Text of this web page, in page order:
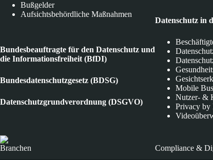
Bußgelder
Aufsichtsbehördliche Maßnahmen
Bundesbeauftragte für den Datenschutz und
die Informationsfreiheit (BfDI)
Bundesdatenschutzgesetz (BDSG)
Datenschutzgrundverordnung (DSGVO)
Datenschutz in
Mobile
Nutzer- &
Privacy by
Branchen
Compliance &